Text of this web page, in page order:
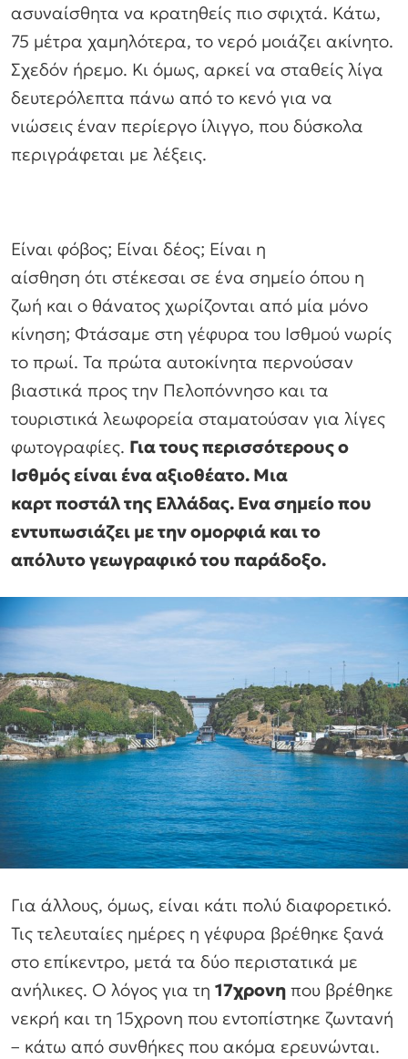
ασυναίσθητα να κρατηθείς πιο σφιχτά. Κάτω,
75 μέτρα χαμηλότερα, το νερό μοιάζει ακίνητο.
Σχεδόν ήρεμο. Κι όμως, αρκεί να σταθείς λίγα
δευτερόλεπτα πάνω από το κενό για να
νιώσεις έναν περίεργο ίλιγγο, που δύσκολα
περιγράφεται με λέξεις.
Είναι φόβος; Είναι δέος; Είναι η
αίσθηση ότι στέκεσαι σε ένα σημείο όπου η
ζωή και ο θάνατος χωρίζονται από μία μόνο
κίνηση; Φτάσαμε στη γέφυρα του Ισθμού νωρίς
το πρωί. Τα πρώτα αυτοκίνητα περνούσαν
βιαστικά προς την Πελοπόννησο και τα
τουριστικά λεωφορεία σταματούσαν για λίγες
φωτογραφίες. Για τους περισσότερους ο
Ισθμός είναι ένα αξιοθέατο. Μια
καρτ ποστάλ της Ελλάδας. Ενα σημείο που
εντυπωσιάζει με την ομορφιά και το
απόλυτο γεωγραφικό του παράδοξο.
Για άλλους, όμως, είναι κάτι πολύ διαφορετικό.
Τις τελευταίες ημέρες η γέφυρα βρέθηκε ξανά
στο επίκεντρο, μετά τα δύο περιστατικά με
ανήλικες. Ο λόγος για τη 17χρονη που βρέθηκε
νεκρή και τη 15χρονη που εντοπίστηκε ζωντανή
– κάτω από συνθήκες που ακόμα ερευνώνται.